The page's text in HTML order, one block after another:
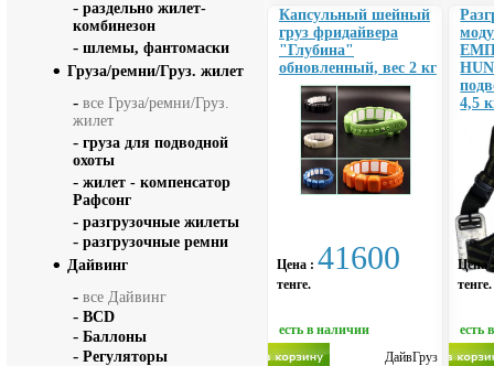
Капсульный шейный
груз фридайвера
"Глубина"
обновленный, вес 2 кг
Цена : 41600
тенге.
есть в наличии
ДайвГруз
ЕМП
4,5
Цена
тенге.
есть
- раздельно жилет-
комбинезон
- шлемы, фантомаски
Груза/ремни/Груз. жилет
- все Груза/ремни/Груз.
жилет
- груза для подводной
охоты
- жилет - компенсатор
Рафсонг
- разгрузочные жилеты
- разгрузочные ремни
Дайвинг
- все Дайвинг
- BCD
- Баллоны
- Регуляторы